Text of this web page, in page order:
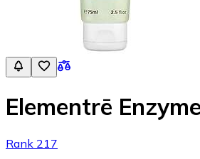
Elementrē
Rank 217